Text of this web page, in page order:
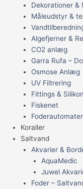
Dekorationer &
Måleudstyr &
Algefjerner &
CO2 anlæg
Garra Rufa –
Osmose Anlæg
UV Filtrering
Fittings &
Fiskenet
Foderautomater
Koraller
Saltvand
Akvarier &
AquaMedic
Juwel
Foder –